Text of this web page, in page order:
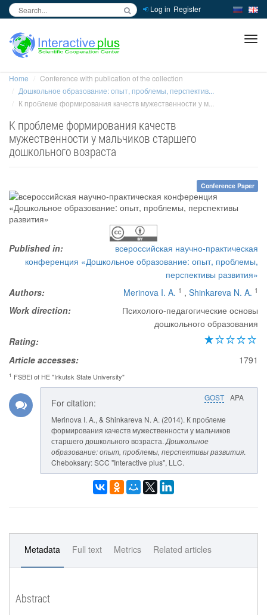
Log in Register
Home
Conference with publication of the collection
Дошкольное образование: опыт, проблемы, перспектив...
К проблеме формирования качеств мужественности у м...
К проблеме формирования качеств
мужественности у мальчиков старшего
дошкольного возраста
Conference Paper
Published in:
всероссийская научно-практическая
конференция «Дошкольное образование: опыт, проблемы,
перспективы развития»
Authors:
Merinova I. A. 1 , Shinkareva N. A. 1
Work direction:
Психолого-педагогические основы
дошкольного образования
Rating:
Article accesses:
1791
1 FSBEI of HE "Irkutsk State University"
GOST APA
For citation:
Merinova I. A., & Shinkareva N. A. (2014). К проблеме
формирования качеств мужественности у мальчиков
старшего дошкольного возраста. Дошкольное
образование: опыт, проблемы, перспективы развития.
Cheboksary: SCC "Interactive plus", LLC.
Metadata Full text Metrics Related articles
Abstract